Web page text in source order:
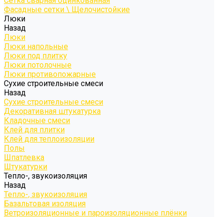
Фасадные сетки \ Щелочистойкие
Люки
Назад
Люки
Люки напольные
Люки под плитку
Люки потолочные
Люки противопожарные
Сухие строительные смеси
Назад
Сухие строительные смеси
Декоративная штукатурка
Кладочные смеси
Клей для плитки
Клей для теплоизоляции
Полы
Шпатлевка
Штукатурки
Тепло-, звукоизоляция
Назад
Тепло-, звукоизоляция
Базальтовая изоляция
Ветроизоляционные и пароизоляционные плёнки